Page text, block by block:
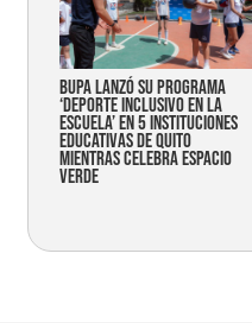
Bupa lanzó su programa
‘Deporte Inclusivo en la
Escuela’ en 5 instituciones
educativas de Quito
mientras celebra espacio
verde